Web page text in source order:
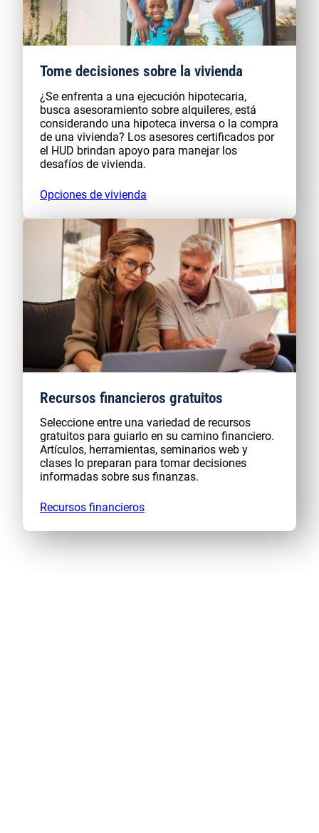
Tome decisiones sobre la vivienda
¿Se enfrenta a una ejecución hipotecaria,
busca asesoramiento sobre alquileres, está
considerando una hipoteca inversa o la compra
de una vivienda? Los asesores certificados por
el HUD brindan apoyo para manejar los
desafíos de vivienda.
Opciones de vivienda
Recursos financieros gratuitos
Seleccione entre una variedad de recursos
gratuitos para guiarlo en su camino financiero.
Artículos, herramientas, seminarios web y
clases lo preparan para tomar decisiones
informadas sobre sus finanzas.
Recursos financieros